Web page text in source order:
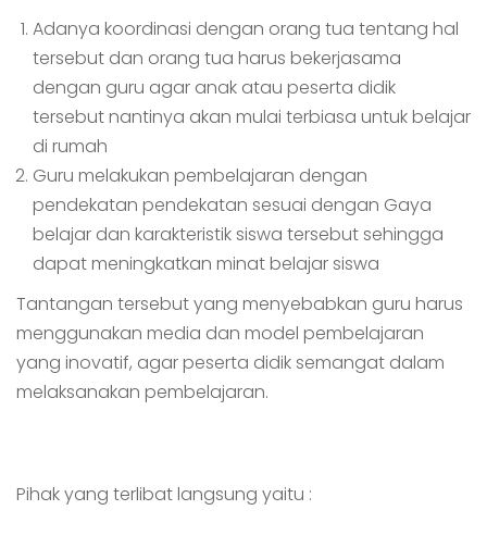
Adanya koordinasi dengan orang tua tentang hal
tersebut dan orang tua harus bekerjasama
dengan guru agar anak atau peserta didik
tersebut nantinya akan mulai terbiasa untuk belajar
di rumah
Guru melakukan pembelajaran dengan
pendekatan pendekatan sesuai dengan Gaya
belajar dan karakteristik siswa tersebut sehingga
dapat meningkatkan minat belajar siswa
Tantangan tersebut yang menyebabkan guru harus
menggunakan media dan model pembelajaran
yang inovatif, agar peserta didik semangat dalam
melaksanakan pembelajaran.
Pihak yang terlibat langsung yaitu :